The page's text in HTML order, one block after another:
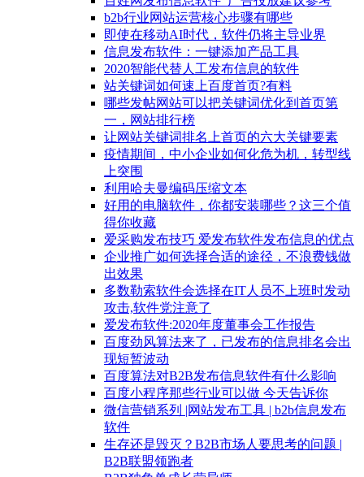
b2b行业网站运营核心步骤有哪些
即使在移动AI时代，软件仍将主导业界
信息发布软件：一键添加产品工具
2020智能代替人工发布信息的软件
站关键词如何速上百度首页?有料
哪些发帖网站可以把关键词优化到首页第
一，网站排行榜
让网站关键词排名上首页的六大关键要素
疫情期间，中小企业如何化危为机，转型线
上突围
利用哈夫曼编码压缩文本
好用的电脑软件，你都安装哪些？这三个值
得你收藏
爱采购发布技巧 爱发布软件发布信息的优点
企业推广如何选择合适的途径，不浪费钱做
出效果
多数勒索软件会选择在IT人员不上班时发动
攻击,软件党注意了
爱发布软件:2020年度董事会工作报告
百度劲风算法来了，已发布的信息排名会出
现短暂波动
百度算法对B2B发布信息软件有什么影响
百度小程序那些行业可以做 今天告诉你
微信营销系列 |网站发布工具 | b2b信息发布
软件
生存还是毁灭？B2B市场人要思考的问题 |
B2B联盟领跑者